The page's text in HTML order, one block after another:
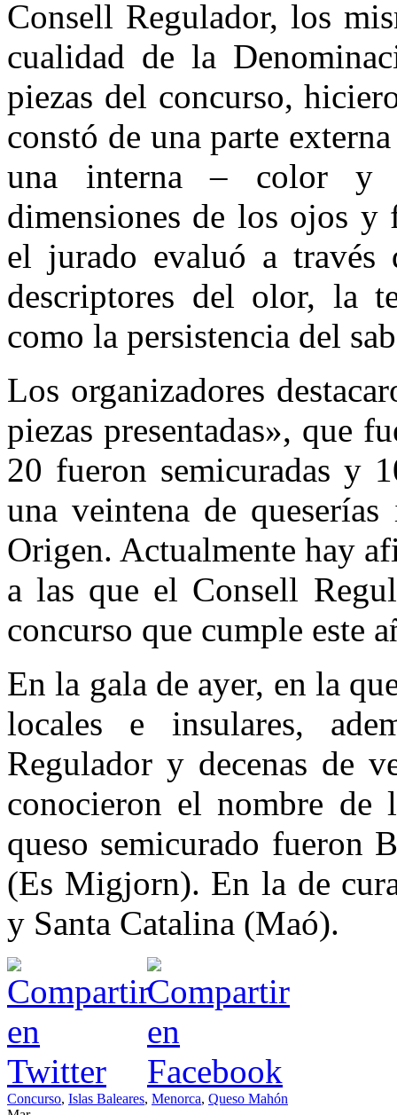
Consell Regulador, los
cualidad de la
piezas del concurso,
constó de una parte
una interna – color y
dimensiones de los ojos y
el jurado evaluó a
descriptores del olor, la
como la persistencia del
Los organizadores
piezas presentadas», que
20 fueron semicuradas y
una veintena de
Origen. Actualmente hay
a las que el Consell
concurso que cumple este
En la gala de ayer, en la
locales e insulares,
Regulador y decenas de
conocieron el nombre de
queso semicurado fueron
(Es Migjorn). En la de
y Santa Catalina (Maó).
Concurso, Islas Baleares, Menorca, Queso Mahón